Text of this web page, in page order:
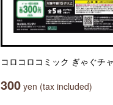
コロコロコミック ぎゃぐチ
300 yen (tax included)